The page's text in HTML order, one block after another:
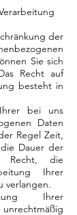
der
Sie sich
Recht auf
besteht in
bei uns
Daten
Regel Zeit,
Dauer der
Recht, die
Ihrer
verlangen.
Ihrer